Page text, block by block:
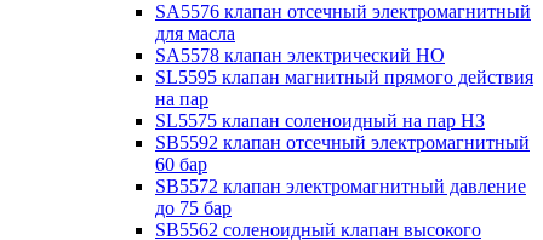
SA5576 клапан отсечный электромагнитный
для масла
SA5578 клапан электрический НО
SL5595 клапан магнитный прямого действия
на пар
SL5575 клапан соленоидный на пар НЗ
SB5592 клапан отсечный электромагнитный
60 бар
SB5572 клапан электромагнитный давление
до 75 бар
SB5562 соленоидный клапан высокого